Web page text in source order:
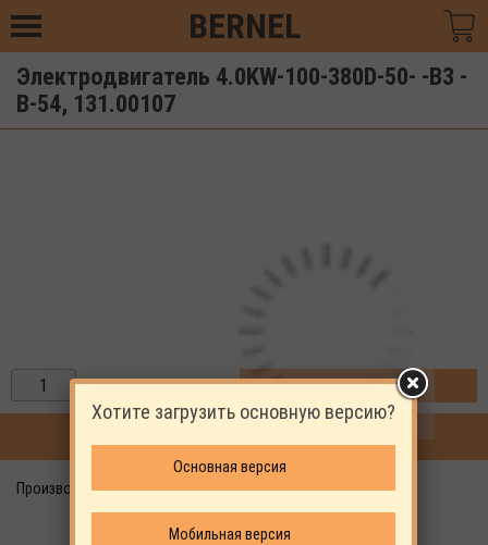
BERNEL
Электродвигатель 4.0KW-100-380D-50- -B3 -
B-54, 131.00107
ЗАКАЗАТЬ
Производитель: ALUP
Хотите загрузить основную версию?
Основная версия
Мобильная версия